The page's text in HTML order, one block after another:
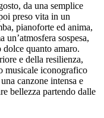
da una semplice
preso vita in un
pianoforte ed anima,
un’atmosfera sospesa,
dolce quanto amaro.
e della resilienza,
musicale iconografico
canzone intensa e
bellezza partendo dalle